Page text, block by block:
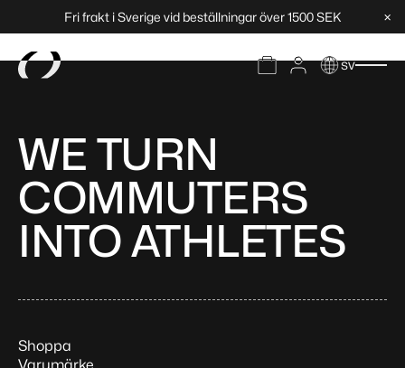
Fri frakt i Sverige vid beställningar över 1500 SEK ×
sv
Kilometer
WE TURN
COMMUTERS
INTO ATHLETES
Shoppa